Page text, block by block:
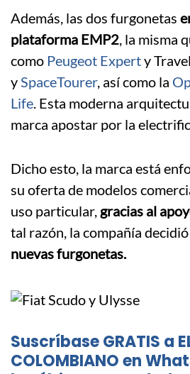
Además, las dos furgonetas
plataforma EMP2, la misma
como Peugeot Experty
ySpaceTourer, así como la
Life. Esta moderna
marca apostar por la
Dicho esto, la marca está
su oferta de modelos
uso particular,gracias al
tal razón, la compañía
nuevas furgonetas.
Suscríbase GRATIS a
COLOMBIANO en